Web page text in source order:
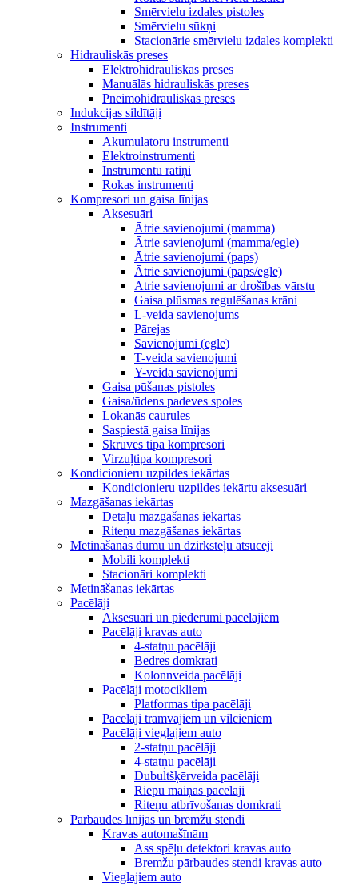
Smērvielu izdales pistoles
Smērvielu sūkņi
Stacionārie smērvielu izdales komplekti
Hidrauliskās preses
Elektrohidrauliskās preses
Manuālās hidrauliskās preses
Pneimohidrauliskās preses
Indukcijas sildītāji
Instrumenti
Akumulatoru instrumenti
Elektroinstrumenti
Instrumentu ratiņi
Rokas instrumenti
Kompresori un gaisa līnijas
Aksesuāri
Ātrie savienojumi (mamma)
Ātrie savienojumi (mamma/egle)
Ātrie savienojumi (paps)
Ātrie savienojumi (paps/egle)
Ātrie savienojumi ar drošības vārstu
Gaisa plūsmas regulēšanas krāni
L-veida savienojums
Pārejas
Savienojumi (egle)
T-veida savienojumi
Y-veida savienojumi
Gaisa pūšanas pistoles
Gaisa/ūdens padeves spoles
Lokanās caurules
Saspiestā gaisa līnijas
Skrūves tipa kompresori
Virzuļtipa kompresori
Kondicionieru uzpildes iekārtas
Kondicionieru uzpildes iekārtu aksesuāri
Mazgāšanas iekārtas
Detaļu mazgāšanas iekārtas
Riteņu mazgāšanas iekārtas
Metināšanas dūmu un dzirksteļu atsūcēji
Mobili komplekti
Stacionāri komplekti
Metināšanas iekārtas
Pacēlāji
Aksesuāri un piederumi pacēlājiem
Pacēlāji kravas auto
4-statņu pacēlāji
Bedres domkrati
Kolonnveida pacēlāji
Pacēlāji motocikliem
Platformas tipa pacēlāji
Pacēlāji tramvajiem un vilcieniem
Pacēlāji vieglajiem auto
2-statņu pacēlāji
4-statņu pacēlāji
Dubultšķērveida pacēlāji
Riepu maiņas pacēlāji
Riteņu atbrīvošanas domkrati
Pārbaudes līnijas un bremžu stendi
Kravas automašīnām
Ass spēļu detektori kravas auto
Bremžu pārbaudes stendi kravas auto
Vieglajiem auto